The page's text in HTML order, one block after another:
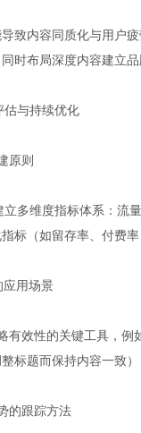
致内容同质化与用户
时布局深度内容建立
估与持续优化
原则
多维度指标体系：流
标（如留存率、付费
应用场景
有效性的关键工具，
标题而保持内容一致
的跟踪方法